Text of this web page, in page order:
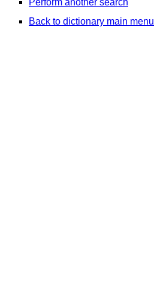
Perform another search
Back to dictionary main menu